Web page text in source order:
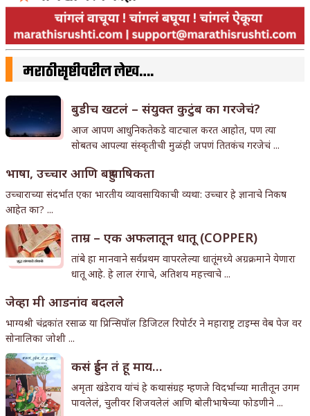
मराठीसृष्टीवरील लेख….
बुडीच खटलं – संयुक्त कुटुंब का गरजेचं?
आज आपण आधुनिकतेकडे वाटचाल करत आहोत, पण त्या
सोबतच आपल्या संस्कृतीची मुळंही जपणं तितकंच गरजेचं ...
भाषा, उच्चार आणि बहुभाषिकता
उच्चाराच्या संदर्भात एका भारतीय व्यावसायिकाची व्यथा: उच्चार हे ज्ञानाचे निकष
आहेत का? ...
ताम्र – एक अफलातून धातू (COPPER)
तांबे हा मानवाने सर्वप्रथम वापरलेल्या धातूंमध्ये अग्रक्रमाने येणारा
धातू आहे. हे लाल रंगाचे, अतिशय महत्त्वाचे ...
जेव्हा मी आडनांव बदलले
भाग्यश्री चंद्रकांत रसाळ या प्रिन्सिपॉल डिजिटल रिपोर्टर ने महाराष्ट्र टाइम्स वेब पेज वर
सोनालिका जोशी ...
कसं हुईन तं हू माय…
अमृता खंडेराव यांचं हे कथासंग्रह म्हणजे विदर्भाच्या मातीतून उगम
पावलेलं, चुलीवर शिजवलेलं आणि बोलीभाषेच्या फोडणीने ...